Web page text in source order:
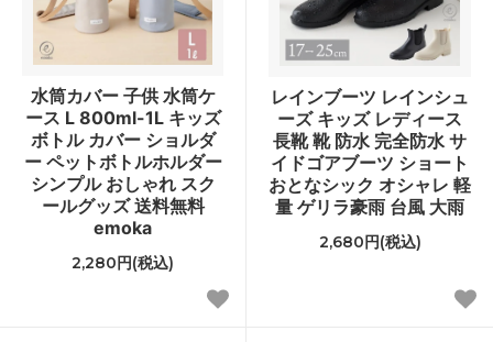
水筒カバー 子供 水筒ケ
ース L 800ml-1L キッズ
ボトル カバー ショルダ
ー ペットボトルホルダー
シンプル おしゃれ スク
ールグッズ 送料無料
emoka
2,280円(税込)
レインブーツ レインシュ
ーズ キッズ レディース
長靴 靴 防水 完全防水 サ
イドゴアブーツ ショート
おとなシック オシャレ 軽
量 ゲリラ豪雨 台風 大雨
2,680円(税込)